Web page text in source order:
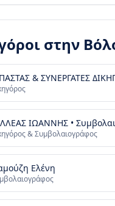
στην
ΙΩΑΝΝΗΣ •
& Συμβολαιογράφος
Ελένη